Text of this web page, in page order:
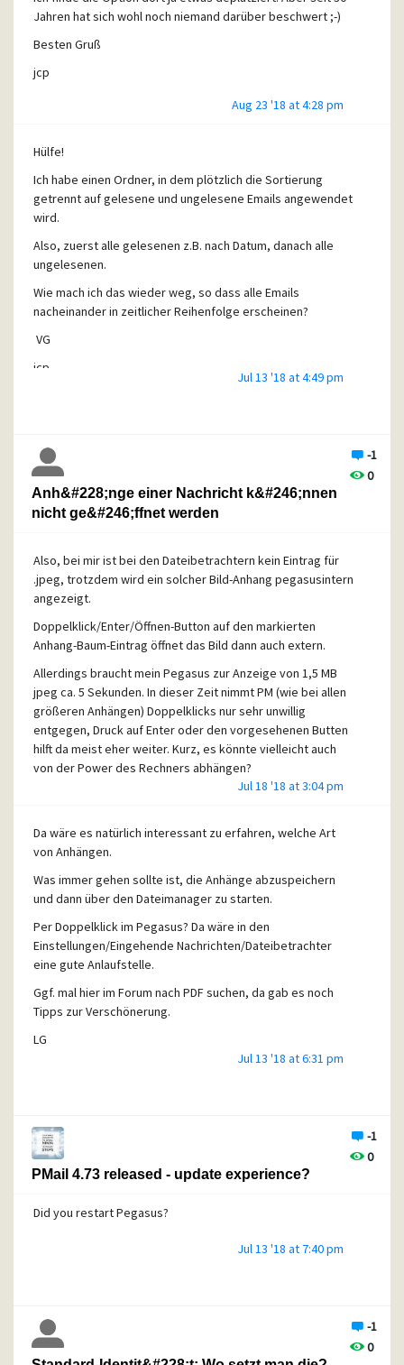
Jahren hat sich wohl noch niemand darüber beschwert ;-)
Besten Gruß
jcp
Aug 23 '18 at 4:28 pm
Hülfe!
Ich habe einen Ordner, in dem plötzlich die Sortierung
getrennt auf gelesene und ungelesene Emails angewendet
wird.
Also, zuerst alle gelesenen z.B. nach Datum, danach alle
ungelesenen.
Wie mach ich das wieder weg, so dass alle Emails
nacheinander in zeitlicher Reihenfolge erscheinen?
VG
jcp
Jul 13 '18 at 4:49 pm
-1
0
Anh&#228;nge einer Nachricht k&#246;nnen
nicht ge&#246;ffnet werden
Also, bei mir ist bei den Dateibetrachtern kein Eintrag für
.jpeg, trotzdem wird ein solcher Bild-Anhang pegasusintern
angezeigt.
Doppelklick/Enter/Öffnen-Button auf den markierten
Anhang-Baum-Eintrag öffnet das Bild dann auch extern.
Allerdings braucht mein Pegasus zur Anzeige von 1,5 MB
jpeg ca. 5 Sekunden. In dieser Zeit nimmt PM (wie bei allen
größeren Anhängen) Doppelklicks nur sehr unwillig
entgegen, Druck auf Enter oder den vorgesehenen Butten
hilft da meist eher weiter. Kurz, es könnte vielleicht auch
von der Power des Rechners abhängen?
Jul 18 '18 at 3:04 pm
Da wäre es natürlich interessant zu erfahren, welche Art
von Anhängen.
Was immer gehen sollte ist, die Anhänge abzuspeichern
und dann über den Dateimanager zu starten.
Per Doppelklick im Pegasus? Da wäre in den
Einstellungen/Eingehende Nachrichten/Dateibetrachter
eine gute Anlaufstelle.
Ggf. mal hier im Forum nach PDF suchen, da gab es noch
Tipps zur Verschönerung.
LG
Jul 13 '18 at 6:31 pm
-1
0
PMail 4.73 released - update experience?
Did you restart Pegasus?
Jul 13 '18 at 7:40 pm
-1
0